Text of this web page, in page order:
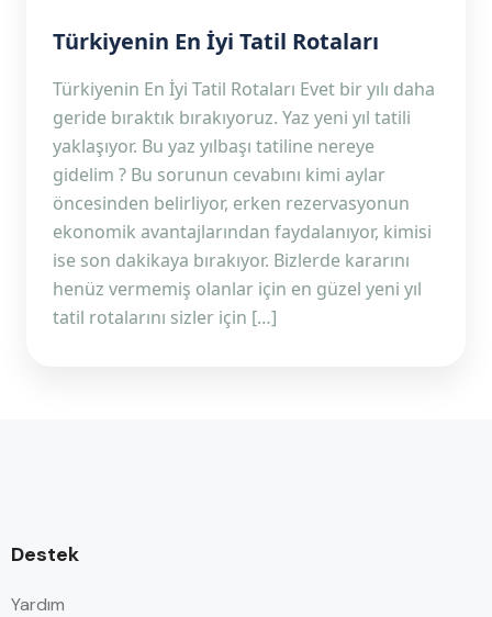
Türkiyenin En İyi Tatil Rotaları
Türkiyenin En İyi Tatil Rotaları Evet bir yılı daha
geride bıraktık bırakıyoruz. Yaz yeni yıl tatili
yaklaşıyor. Bu yaz yılbaşı tatiline nereye
gidelim ? Bu sorunun cevabını kimi aylar
öncesinden belirliyor, erken rezervasyonun
ekonomik avantajlarından faydalanıyor, kimisi
ise son dakikaya bırakıyor. Bizlerde kararını
henüz vermemiş olanlar için en güzel yeni yıl
tatil rotalarını sizler için […]
Destek
Yardım